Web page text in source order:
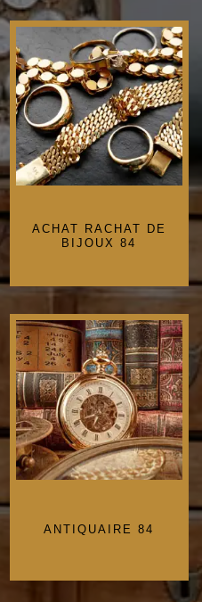
ACHAT RACHAT DE
BIJOUX 84
ANTIQUAIRE 84